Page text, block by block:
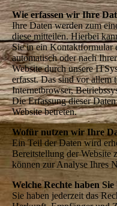
Wie erfassen wir Ihre
Ihre Daten werden zum
diese mitteilen. Hierbei
Sie in ein Kontaktformular
automatisch oder nach
Website durch unsere
erfasst. Das sind vor allem
Internetbrowser,
Die Erfassung dieser
Website betreten.
Wofür nutzen wir Ihre
Ein Teil der Daten wird
Bereitstellung der Website
können zur Analyse Ihres
Welche Rechte haben
Sie haben jederzeit das